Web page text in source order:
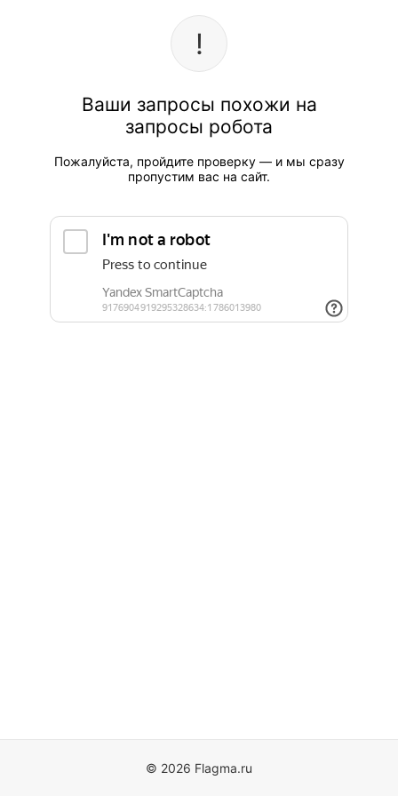
Ваши запросы похожи на
запросы робота
Пожалуйста, пройдите проверку — и мы сразу
пропустим вас на сайт.
© 2026 Flagma.ru